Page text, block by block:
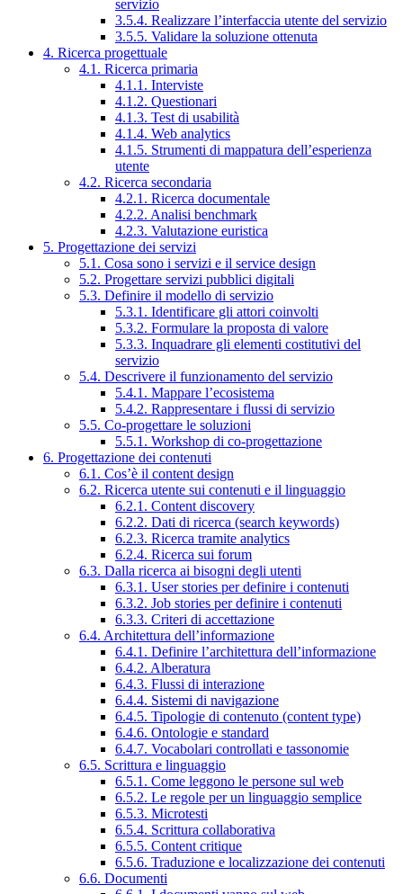
servizio
3.5.4. Realizzare l’interfaccia utente del servizio
3.5.5. Validare la soluzione ottenuta
4. Ricerca progettuale
4.1. Ricerca primaria
4.1.1. Interviste
4.1.2. Questionari
4.1.3. Test di usabilità
4.1.4. Web analytics
4.1.5. Strumenti di mappatura dell’esperienza
utente
4.2. Ricerca secondaria
4.2.1. Ricerca documentale
4.2.2. Analisi benchmark
4.2.3. Valutazione euristica
5. Progettazione dei servizi
5.1. Cosa sono i servizi e il service design
5.2. Progettare servizi pubblici digitali
5.3. Definire il modello di servizio
5.3.1. Identificare gli attori coinvolti
5.3.2. Formulare la proposta di valore
5.3.3. Inquadrare gli elementi costitutivi del
servizio
5.4. Descrivere il funzionamento del servizio
5.4.1. Mappare l’ecosistema
5.4.2. Rappresentare i flussi di servizio
5.5. Co-progettare le soluzioni
5.5.1. Workshop di co-progettazione
6. Progettazione dei contenuti
6.1. Cos’è il content design
6.2. Ricerca utente sui contenuti e il linguaggio
6.2.1. Content discovery
6.2.2. Dati di ricerca (search keywords)
6.2.3. Ricerca tramite analytics
6.2.4. Ricerca sui forum
6.3. Dalla ricerca ai bisogni degli utenti
6.3.1. User stories per definire i contenuti
6.3.2. Job stories per definire i contenuti
6.3.3. Criteri di accettazione
6.4. Architettura dell’informazione
6.4.1. Definire l’architettura dell’informazione
6.4.2. Alberatura
6.4.3. Flussi di interazione
6.4.4. Sistemi di navigazione
6.4.5. Tipologie di contenuto (content type)
6.4.6. Ontologie e standard
6.4.7. Vocabolari controllati e tassonomie
6.5. Scrittura e linguaggio
6.5.1. Come leggono le persone sul web
6.5.2. Le regole per un linguaggio semplice
6.5.3. Microtesti
6.5.4. Scrittura collaborativa
6.5.5. Content critique
6.5.6. Traduzione e localizzazione dei contenuti
6.6. Documenti